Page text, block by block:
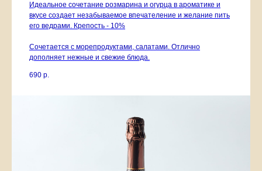
Идеальное сочетание розмарина и огурца в ароматике и
вкусе создает незабываемое впечателение и желание пить
его ведрами. Крепость - 10%
Сочетается с морепродуктами, салатами. Отлично
дополняет нежные и свежие блюда.
690 р.